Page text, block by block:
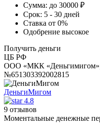
Сумма: до 30000 ₽
Срок: 5 - 30 дней
Ставка от 0%
Одобрение высокое
Получить деньги
ЦБ РФ
ООО «МКК
№651303392002815
ДеньгиМигом
4.8
9 отзывов
Моментальные денежные